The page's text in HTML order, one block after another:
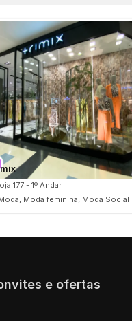
177 - 1º Andar
Moda feminina, Moda Social
e ofertas